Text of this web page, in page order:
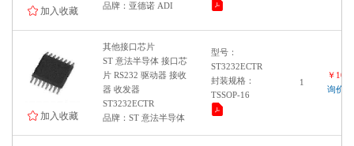
加入收藏
品牌：亚德诺 ADI
加入收藏
其他接口芯片
ST 意法半导体 接口芯
片 RS232 驱动器 接收
器 收发器
ST3232ECTR
品牌：ST 意法半导体
型号：
ST3232ECTR
封装规格：
TSSOP-16
1
￥
询价